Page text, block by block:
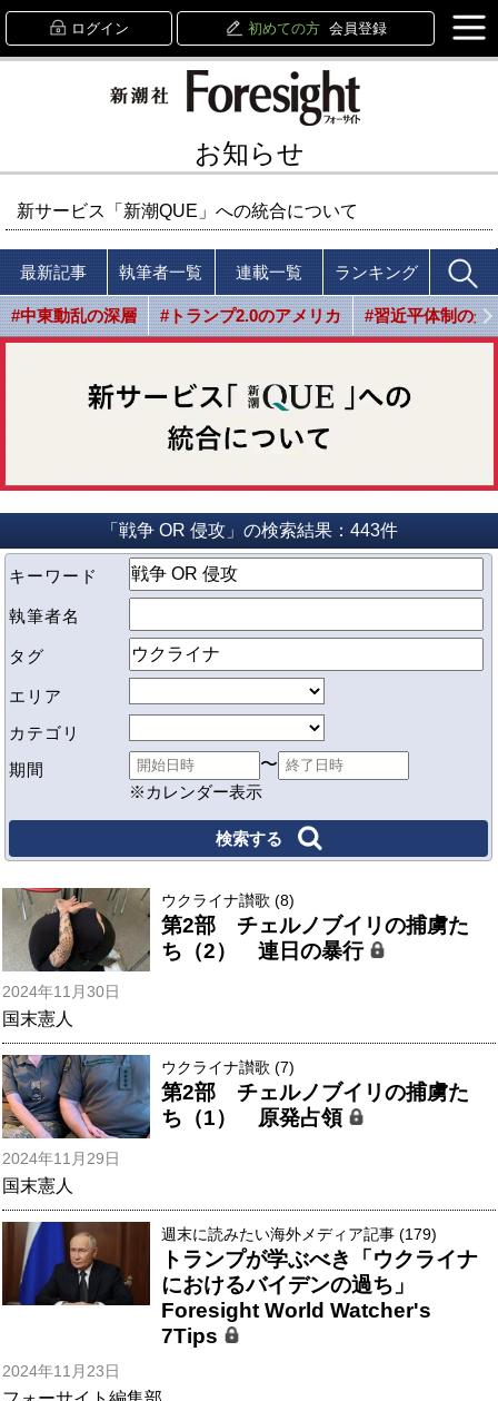
ログイン 初めての方 会員登録
お知らせ
新サービス「新潮QUE」への統合について
最新記事 執筆者一覧 連載一覧 ランキング
#中東動乱の深層 #トランプ2.0のアメリカ #習近平体制の光
「戦争 OR 侵攻」の検索結果：443件
キーワード
執筆者名
タグ
エリア
カテゴリ
期間
〜
※カレンダー表示
ウクライナ讃歌 (8)
第2部 チェルノブイリの捕虜た
ち（2） 連日の暴行
2024年11月30日
国末憲人
ウクライナ讃歌 (7)
第2部 チェルノブイリの捕虜た
ち（1） 原発占領
2024年11月29日
国末憲人
週末に読みたい海外メディア記事 (179)
トランプが学ぶべき「ウクライナ
におけるバイデンの過ち」
Foresight World Watcher's
7Tips
2024年11月23日